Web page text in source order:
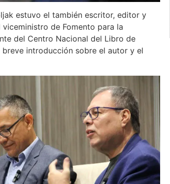
estuvo el también escritor, editor y
de Fomento para la
del Centro Nacional del Libro de
breve introducción sobre el autor y el